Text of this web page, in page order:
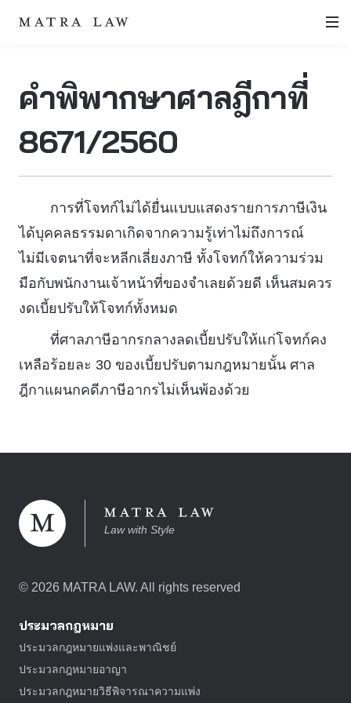
คำพิพากษาศาลฎีกาที่
8671/2560
การที่โจทก์ไม่ได้ยื่นแบบแสดงรายการภาษีเงิน
ได้บุคคลธรรมดาเกิดจากความรู้เท่าไม่ถึงการณ์
ไม่มีเจตนาที่จะหลีกเลี่ยงภาษี ทั้งโจทก์ให้ความร่วม
มือกับพนักงานเจ้าหน้าที่ของจำเลยด้วยดี เห็นสมควร
งดเบี้ยปรับให้โจทก์ทั้งหมด
ที่ศาลภาษีอากรกลางลดเบี้ยปรับให้แก่โจทก์คง
เหลือร้อยละ 30 ของเบี้ยปรับตามกฎหมายนั้น ศาล
ฎีกาแผนกคดีภาษีอากรไม่เห็นพ้องด้วย
Law with Style
© 2026 MATRA LAW. All rights reserved
ประมวลกฎหมาย
ประมวลกฎหมายแพ่งและพาณิชย์
ประมวลกฎหมายอาญา
ประมวลกฎหมายวิธีพิจารณาความแพ่ง